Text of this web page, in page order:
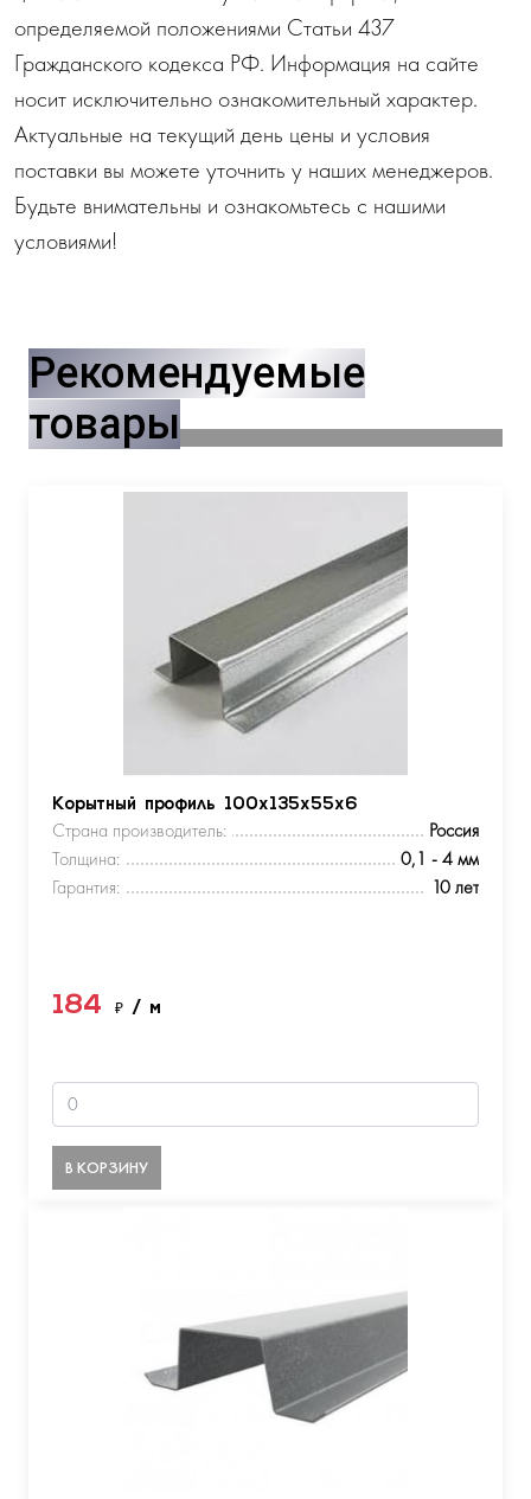
определяемой положениями Статьи 437
Гражданского кодекса РФ. Информация на сайте
носит исключительно ознакомительный характер.
Актуальные на текущий день цены и условия
поставки вы можете уточнить у наших менеджеров.
Будьте внимательны и ознакомьтесь с нашими
условиями!
Рекомендуемые
товары
Корытный профиль 100х135х55х6
Страна производитель:
Россия
Толщина:
0,1 - 4 мм
Гарантия:
10 лет
184 ₽ / м
В КОРЗИНУ